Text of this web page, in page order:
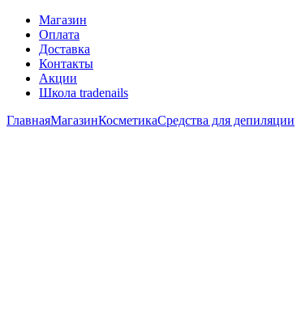
Магазин
Оплата
Доставка
Контакты
Акции
Школа tradenails
ГлавнаяМагазинКосметикаСредства для депиляции